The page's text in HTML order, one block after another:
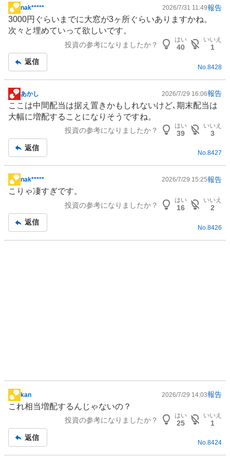
い
た
い
%
、
様
見
0
%
売
た
い
0
強
く
売
掲
示
板
nak***** 2026/7/31 11:49報告
3000円ぐらいまでに大窓が3ヶ所ぐらいありますかね。
次々と埋めていって欲しいです。
投資の参考になりましたか？
はい
40
いいえ
1
返信
No. 8428
掲
示
板
あかし 2026/7/29 16:06報告
ここは中間配当は据え置きかもしれないけど､期末配当は
大幅に増配することになりそうですね。
投資の参考になりましたか？
はい
39
いいえ
3
返信
No.8427
掲
示
事
nak***** 2026/7/29 15:25報告
こりゃ凄すぎです。
投資の参考になりましたか？
はい
16
いいえ
2
返信
No. 8426
掲
示
事
kan 2026/7/29 14:03報告
これ相当増配するんじゃないの？
投資の参考になりましたか？
はい
25
いいえ
1
返信
No.8424